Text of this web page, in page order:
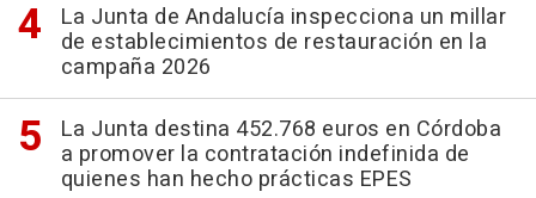
La Junta de Andalucía inspecciona un millar
de establecimientos de restauración en la
campaña 2026
La Junta destina 452.768 euros en Córdoba
a promover la contratación indefinida de
quienes han hecho prácticas EPES